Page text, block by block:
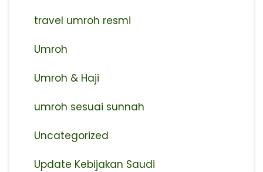
travel umroh resmi
Umroh
Umroh & Haji
umroh sesuai sunnah
Uncategorized
Update Kebijakan Saudi